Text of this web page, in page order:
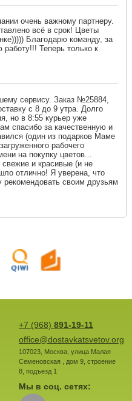
очень важному партнеру.
всё в срок! Цветы
Благодарю команду, за
Теперь только к
сервису. Заказ №25884,
с 8 до 9 утра. Долго
но в 8:55 курьер уже
спасибо за качественную и
(один из подарков Маме
рабочего
на покупку цветов...
и красивые (и не
отлично! Я уверена, что
своим друзьям
+7 (968) 891-19-11
office@dostavkatsvetov.org
107023, Москва, улица Малая
Семеновская , дом 9, строение
8, подъезд 1
Мы в соц. сетях: